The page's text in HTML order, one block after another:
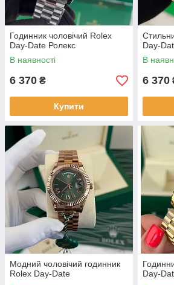
Годинник чоловічий Rolex
Day-Date Ролекс
В наявності
6 370 ₴
Купити
Day-
В
6 370
Модний чоловічий годинник
Rolex Day-Date
Day-